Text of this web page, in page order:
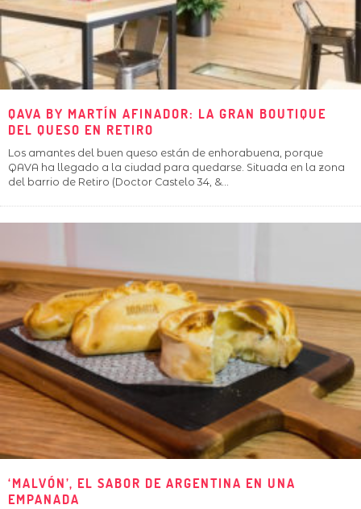
QAVA BY MARTÍN AFINADOR: LA GRAN BOUTIQUE
DEL QUESO EN RETIRO
Los amantes del buen queso están de enhorabuena, porque
QAVA ha llegado a la ciudad para quedarse. Situada en la zona
del barrio de Retiro (Doctor Castelo 34, &...
‘MALVÓN’, EL SABOR DE ARGENTINA EN UNA
EMPANADA